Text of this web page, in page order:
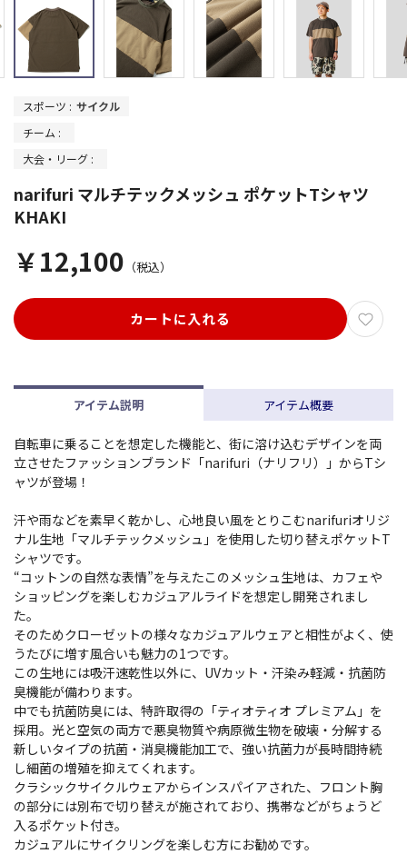
スポーツ : サイクル
チーム :
大会・リーグ :
narifuri マルチテックメッシュ ポケットTシャツ
KHAKI
￥12,100 （税込）
カートに入れる
アイテム説明 アイテム概要
自転車に乗ることを想定した機能と、街に溶け込むデザインを両
立させたファッションブランド「narifuri（ナリフリ）」からTシ
ャツが登場！
汗や雨などを素早く乾かし、心地良い風をとりこむnarifuriオリジ
ナル生地「マルチテックメッシュ」を使用した切り替えポケットT
シャツです。
“コットンの自然な表情”を与えたこのメッシュ生地は、カフェや
ショッピングを楽しむカジュアルライドを想定し開発されまし
た。
そのためクローゼットの様々なカジュアルウェアと相性がよく、使
うたびに増す風合いも魅力の1つです。
この生地には吸汗速乾性以外に、UVカット・汗染み軽減・抗菌防
臭機能が備わります。
中でも抗菌防臭には、特許取得の「ティオティオ プレミアム」を
採用。光と空気の両方で悪臭物質や病原微生物を破壊・分解する
新しいタイプの抗菌・消臭機能加工で、強い抗菌力が長時間持続
し細菌の増殖を抑えてくれます。
クラシックサイクルウェアからインスパイアされた、フロント胸
の部分には別布で切り替えが施されており、携帯などがちょうど
入るポケット付き。
カジュアルにサイクリングを楽しむ方にお勧めです。